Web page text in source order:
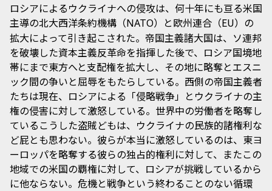
ロシアによるウクライナへの侵攻は、何十年にも亘る米国
主導の北大西洋条約機構（NATO）と欧州連合（EU）の
拡大によって引き起こされた。帝国主義諸大国は、ソ連邦
を破壊した資本主義反革命を指揮した後で、ロシア国境地
帯にまで東方へと支配権を拡大し、その地に略奪とエスニ
ック間の争いと屈辱をもたらしている。西側の帝国主義者
たちは現在、ロシアによる「侵略戦争」とウクライナの主
権の侵害に対して激怒している。世界中の労働者を略奪し
ているこうした盗賊どもは、ウクライナの民族的諸権利な
ど屁とも思わない。彼らが本当に激怒しているのは、東ヨ
ーロッパを略奪する彼らの独占的権利に対して、またこの
地域での米国の覇権に対して、ロシアが挑戦しているから
に他ならない。危機と戦争という終わることのない循環